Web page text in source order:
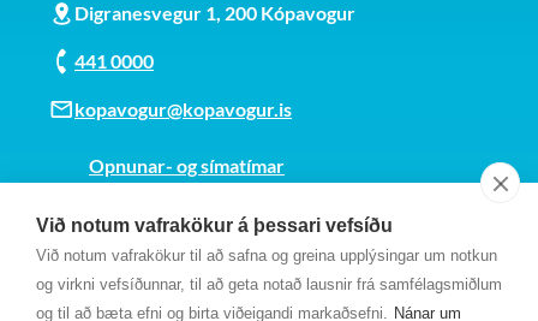
Við notum vafrakökur á þessari vefsíðu
Við notum vafrakökur til að safna og greina upplýsingar um notkun
og virkni vefsíðunnar, til að geta notað lausnir frá samfélagsmiðlum
og til að bæta efni og birta viðeigandi markaðsefni. Nánar um
Digranesvegur 1, 200 Kópavogur
441 0000
kopavogur@kopavogur.is
Opnunar- og símatímar
Kt. 700169-3759
Fundarmannagátt